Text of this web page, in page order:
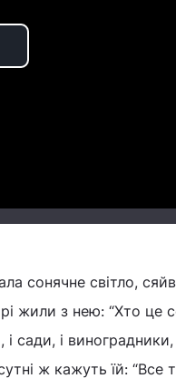
сонячне світло,
жили з нею: “Хто це
сади, і
ж кажуть їй: “Все